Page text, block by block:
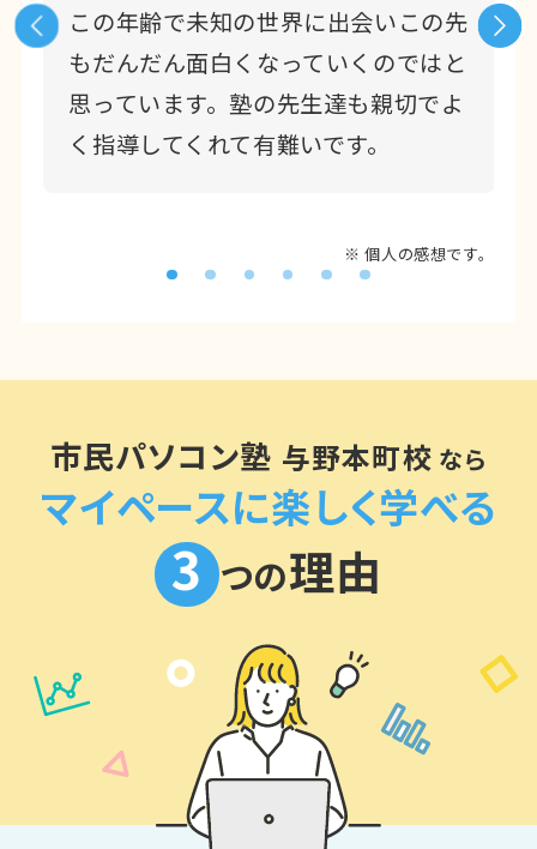
この年齢で未知の世界に出会いこの先
もだんだん面白くなっていくのではと
思っています。塾の先生達も親切でよ
く指導してくれて有難いです。
※ 個人の感想です。
市民パソコン塾 与野本町校 なら
マイペースに楽しく学べる
3 つの理由